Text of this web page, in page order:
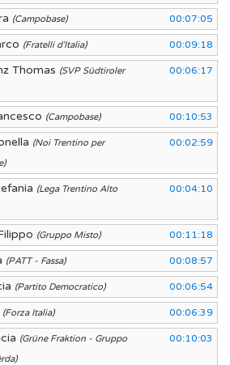
00:07:05
(Campobase)
00:09:18
(Fratelli d'Italia)
00:06:17
Thomas (SVP Südtiroler
00:10:53
(Campobase)
00:02:59
(Noi Trentino per
00:04:10
(Lega Trentino Alto
00:11:18
(Gruppo Misto)
00:08:57
(PATT - Fassa)
00:06:54
(Partito Democratico)
00:06:39
(Forza Italia)
00:10:03
(Grüne Fraktion - Gruppo